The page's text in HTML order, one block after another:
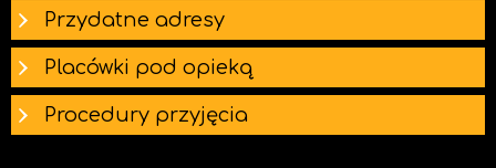
Przydatne adresy
Placówki pod opieką
Procedury przyjęcia